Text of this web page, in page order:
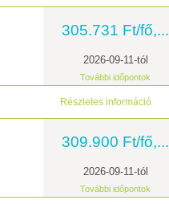
305.731 Ft/fő,...
2026-09-11-tól
További időpontok
Részletes információ
309.900 Ft/fő,...
2026-09-11-tól
További időpontok